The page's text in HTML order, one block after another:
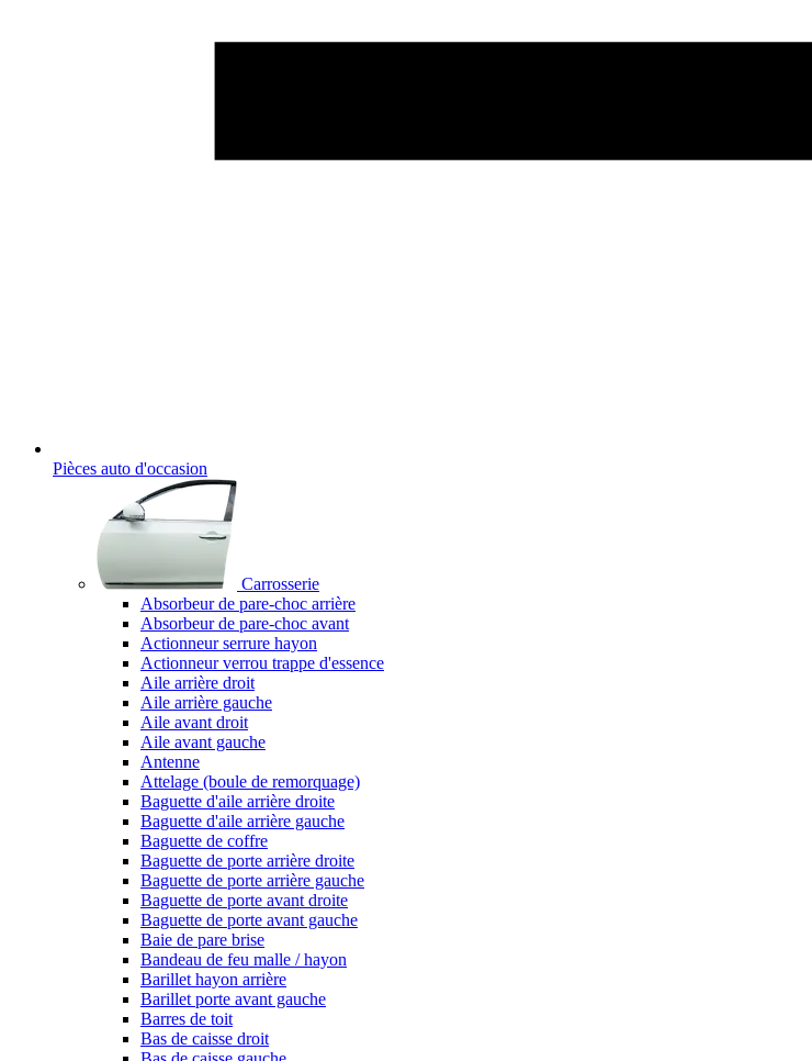
Pièces auto d'occasion
Carrosserie
Absorbeur de pare-choc arrière
Absorbeur de pare-choc avant
Actionneur serrure hayon
Actionneur verrou trappe d'essence
Aile arrière droit
Aile arrière gauche
Aile avant droit
Aile avant gauche
Antenne
Attelage (boule de remorquage)
Baguette d'aile arrière droite
Baguette d'aile arrière gauche
Baguette de coffre
Baguette de porte arrière droite
Baguette de porte arrière gauche
Baguette de porte avant droite
Baguette de porte avant gauche
Baie de pare brise
Bandeau de feu malle / hayon
Barillet hayon arrière
Barillet porte avant gauche
Barres de toit
Bas de caisse droit